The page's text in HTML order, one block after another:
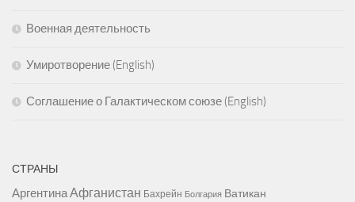
Военная деятельность
Умиротворение (English)
Соглашение о Галактическом союзе (English)
СТРАНЫ
АргентинаАфганистан Бахрейн Болгария Ватикан